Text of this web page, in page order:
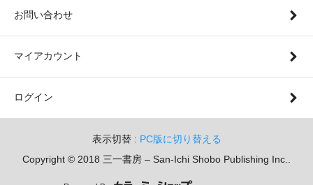
お問い合わせ
マイアカウント
ログイン
表示切替 : PC版に切り替える
Copyright © 2018 三一書房 – San-Ichi Shobo Publishing Inc..